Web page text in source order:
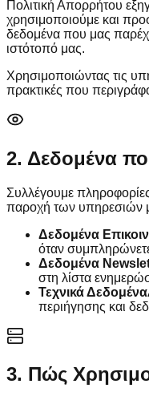
Πολιτική Απορρήτου
χρησιμοποιούμε και
δεδομένα που μας
ιστότοπό μας.
Χρησιμοποιώντας τις
πρακτικές που
2. Δεδομένα
Συλλέγουμε
παροχή των υπηρεσιών
Δεδομένα
όταν
Δεδομένα
στη λίστα
Τεχνικά Δεδομένα
περιήγησης και
3. Πώς